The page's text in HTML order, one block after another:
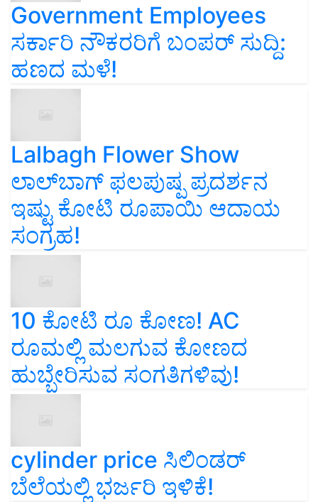
Government Employees
ಸರ್ಕಾರಿ ನೌಕರರಿಗೆ ಬಂಪರ್‌ ಸುದ್ದಿ:
ಹಣದ ಮಳೆ!
Lalbagh Flower Show
ಲಾಲ್‌ಬಾಗ್ ಫಲಪುಷ್ಪ ಪ್ರದರ್ಶನ
ಇಷ್ಟು ಕೋಟಿ ರೂಪಾಯಿ ಆದಾಯ
ಸಂಗ್ರಹ!
10 ಕೋಟಿ ರೂ ಕೋಣ! AC
ರೂಮಲ್ಲಿ ಮಲಗುವ ಕೋಣದ
ಹುಬ್ಬೇರಿಸುವ ಸಂಗತಿಗಳಿವು!
cylinder price ಸಿಲಿಂಡರ್‌
ಬೆಲೆಯಲ್ಲಿ ಭರ್ಜರಿ ಇಳಿಕೆ!